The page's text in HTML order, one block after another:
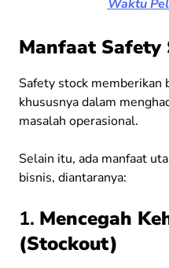
Waktu
Manfaat Safety
Safety stock memberikan
khususnya dalam
masalah operasional.
Selain itu, ada manfaat
bisnis, diantaranya:
1. Mencegah
(Stockout)